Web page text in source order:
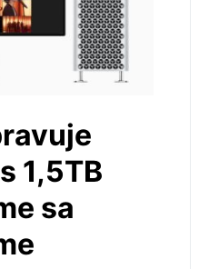
1,5TB
sa